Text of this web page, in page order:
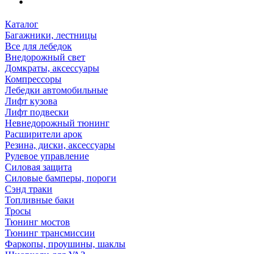
Каталог
Багажники, лестницы
Все для лебедок
Внедорожный свет
Домкраты, аксессуары
Компрессоры
Лебедки автомобильные
Лифт кузова
Лифт подвески
Невнедорожный тюнинг
Расширители арок
Резина, диски, аксессуары
Рулевое управление
Силовая защита
Силовые бамперы, пороги
Сэнд траки
Топливные баки
Тросы
Тюнинг мостов
Тюнинг трансмиссии
Фаркопы, проушины, шаклы